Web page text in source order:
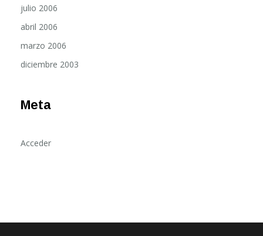
abril 2006
marzo 2006
diciembre 2003